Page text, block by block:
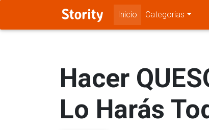
Inicio Categorias
Hacer
Lo Harás